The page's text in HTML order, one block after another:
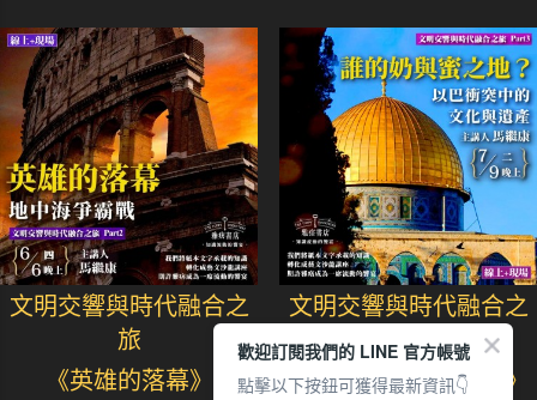
文明交響與時代融合之
旅
《英雄的落幕》
文明交響與時代融合之
旅
《誰的奶與蜜之地？》
歡迎訂閱我們的 LINE 官方帳號
點擊以下按鈕可獲得最新資訊👇